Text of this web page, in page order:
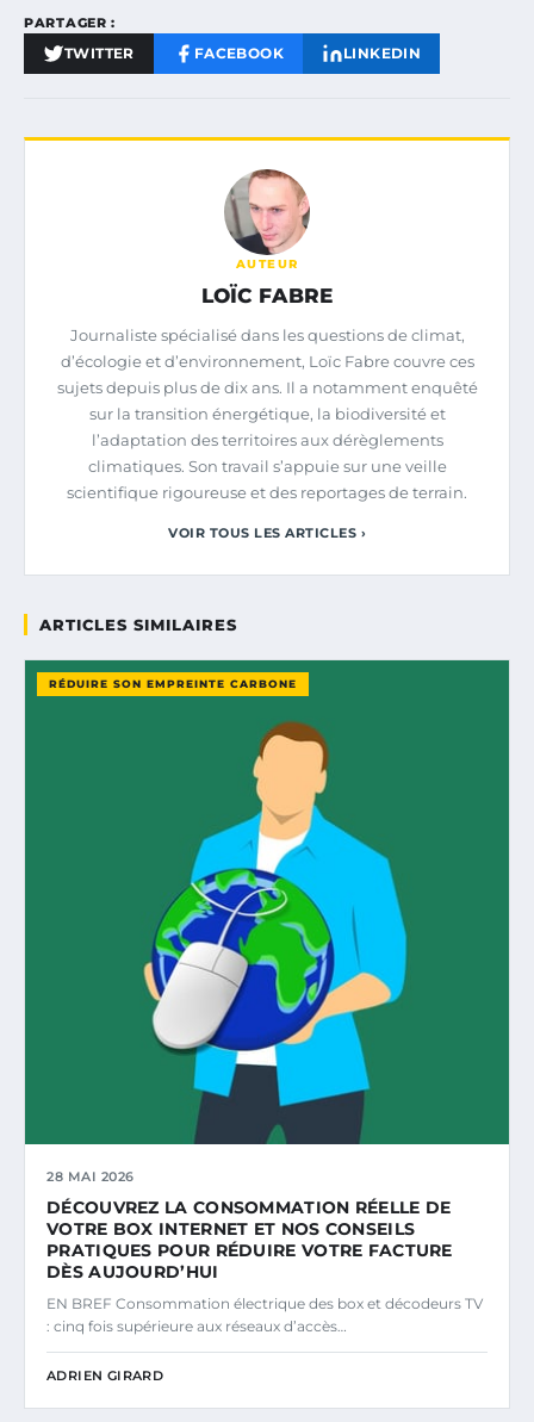
PARTAGER :
TWITTER FACEBOOK LINKEDIN
AUTEUR
LOÏC FABRE
Journaliste spécialisé dans les questions de climat,
d’écologie et d’environnement, Loïc Fabre couvre ces
sujets depuis plus de dix ans. Il a notamment enquêté
sur la transition énergétique, la biodiversité et
l’adaptation des territoires aux dérèglements
climatiques. Son travail s’appuie sur une veille
scientifique rigoureuse et des reportages de terrain.
VOIR TOUS LES ARTICLES ›
ARTICLES SIMILAIRES
RÉDUIRE SON EMPREINTE CARBONE
28 MAI 2026
DÉCOUVREZ LA CONSOMMATION RÉELLE DE
VOTRE BOX INTERNET ET NOS CONSEILS
PRATIQUES POUR RÉDUIRE VOTRE FACTURE
DÈS AUJOURD’HUI
EN BREF Consommation électrique des box et décodeurs TV
: cinq fois supérieure aux réseaux d’accès…
ADRIEN GIRARD